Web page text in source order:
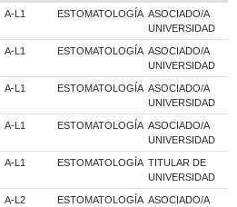
A-L1 ESTOMATOLOGÍA ASOCIADO/A
UNIVERSIDAD
A-L1 ESTOMATOLOGÍA ASOCIADO/A
UNIVERSIDAD
A-L1 ESTOMATOLOGÍA ASOCIADO/A
UNIVERSIDAD
A-L1 ESTOMATOLOGÍA ASOCIADO/A
UNIVERSIDAD
A-L1 ESTOMATOLOGÍA TITULAR DE
UNIVERSIDAD
A-L2 ESTOMATOLOGÍA ASOCIADO/A